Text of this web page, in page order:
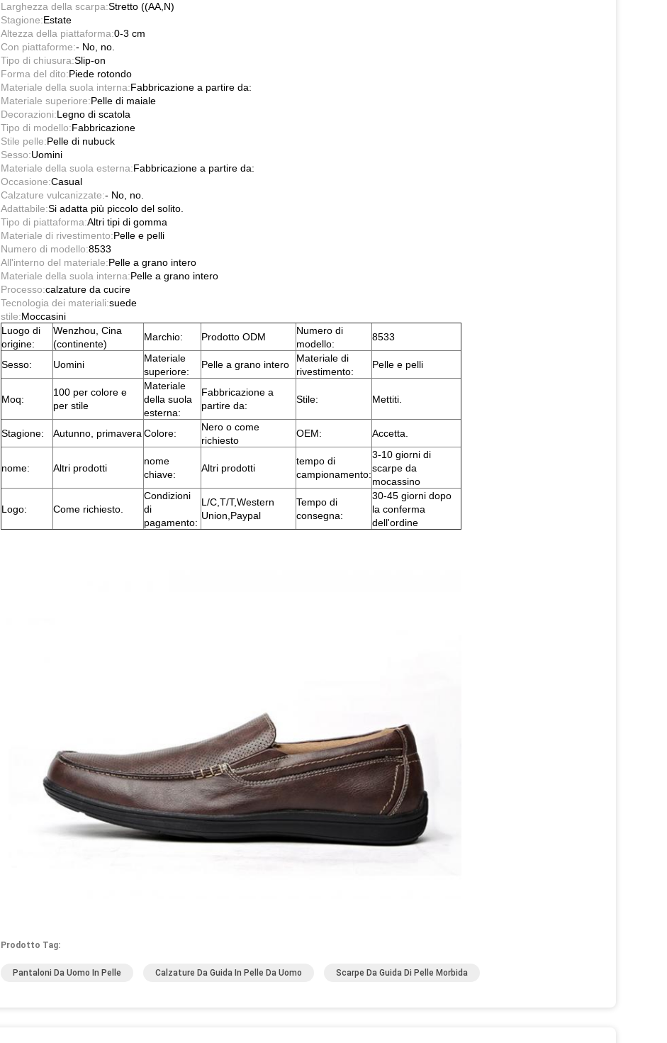
Larghezza della scarpa:Stretto ((AA,N)
Stagione:Estate
Altezza della piattaforma:0-3 cm
Con piattaforme:- No, no.
Tipo di chiusura:Slip-on
Forma del dito:Piede rotondo
Materiale della suola interna:Fabbricazione a partire da:
Materiale superiore:Pelle di maiale
Decorazioni:Legno di scatola
Tipo di modello:Fabbricazione
Stile pelle:Pelle di nubuck
Sesso:Uomini
Materiale della suola esterna:Fabbricazione a partire da:
Occasione:Casual
Calzature vulcanizzate:- No, no.
Adattabile:Si adatta più piccolo del solito.
Tipo di piattaforma:Altri tipi di gomma
Materiale di rivestimento:Pelle e pelli
Numero di modello:8533
All'interno del materiale:Pelle a grano intero
Materiale della suola interna:Pelle a grano intero
Processo:calzature da cucire
Tecnologia dei materiali:suede
stile:Moccasini
Luogo di
origine:
Wenzhou, Cina
(continente)
Marchio: Prodotto ODM
Numero di
modello:
8533
Sesso: Uomini
Materiale
superiore:
Pelle a grano intero
Materiale di
rivestimento:
Pelle e pelli
Moq:
100 per colore e
per stile
Materiale
della suola
esterna:
Fabbricazione a
partire da:
Stile: Mettiti.
Stagione: Autunno, primavera Colore:
Nero o come
richiesto
OEM: Accetta.
nome: Altri prodotti
nome
chiave:
Altri prodotti
tempo di
campionamento:
3-10 giorni di
scarpe da
mocassino
Logo: Come richiesto.
Condizioni
di
pagamento:
L/C,T/T,Western
Union,Paypal
Tempo di
consegna:
30-45 giorni dopo
la conferma
dell'ordine
Prodotto Tag:
Pantaloni Da Uomo In Pelle Calzature Da Guida In Pelle Da Uomo Scarpe Da Guida Di Pelle Morbida